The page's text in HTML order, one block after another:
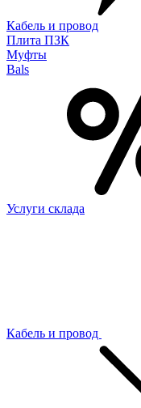
Кабель и провод
Плита ПЗК
Муфты
Bals
Услуги склада
Кабель и провод